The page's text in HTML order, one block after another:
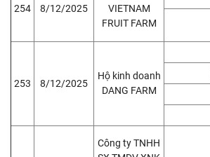
254 8/12/2025
VIETNAM
FRUIT FARM
253 8/12/2025
Hộ kinh doanh
DANG FARM
Công ty TNHH